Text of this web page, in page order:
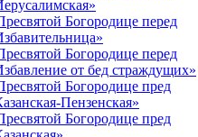
Богородице перед
Богородице перед
от бед страждущих»
Богородице пред
Пензенская»
Богородице пред